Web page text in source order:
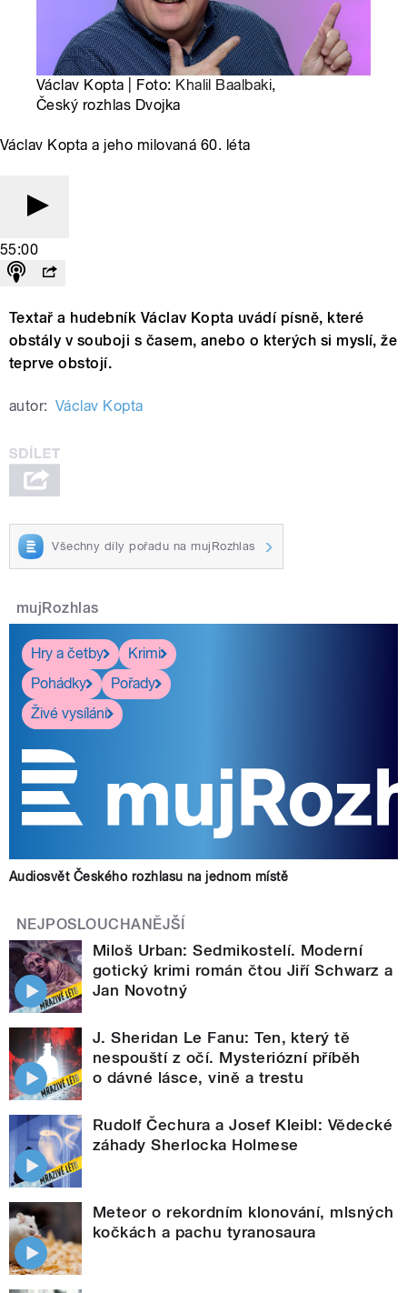
Václav Kopta | Foto: Khalil Baalbaki,
Český rozhlas Dvojka
Václav Kopta a jeho milovaná 60. léta
55:00
Textař a hudebník Václav Kopta uvádí písně, které
obstály v souboji s časem, anebo o kterých si myslí, že
teprve obstojí.
autor: Václav Kopta
Všechny díly pořadu na mujRozhlas
mujRozhlas
Hry a četby
Krimi
Pohádky
Pořady
Živé vysílání
Audiosvět Českého rozhlasu na jednom místě
NEJPOSLOUCHANĚJŠÍ
Miloš Urban: Sedmikostelí. Moderní
gotický krimi román čtou Jiří Schwarz a
Jan Novotný
J. Sheridan Le Fanu: Ten, který tě
nespouští z očí. Mysteriózní příběh
o dávné lásce, vině a trestu
Rudolf Čechura a Josef Kleibl: Vědecké
záhady Sherlocka Holmese
Meteor o rekordním klonování, mlsných
kočkách a pachu tyranosaura